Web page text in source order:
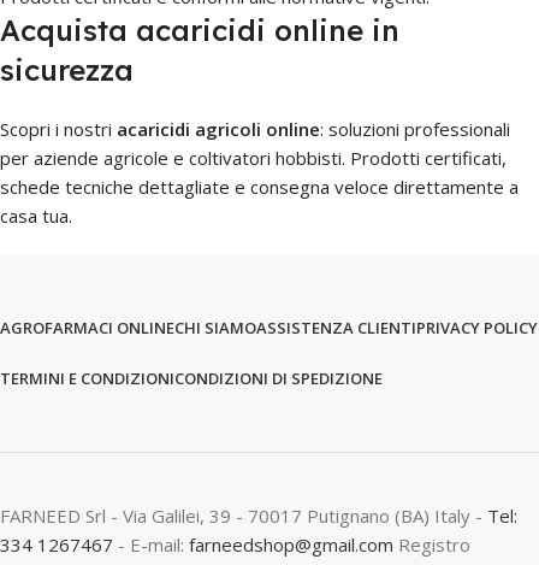
Acquista acaricidi online in
sicurezza
Scopri i nostri acaricidi agricoli online: soluzioni professionali
per aziende agricole e coltivatori hobbisti. Prodotti certificati,
schede tecniche dettagliate e consegna veloce direttamente a
casa tua.
AGROFARMACI ONLINECHI SIAMOASSISTENZA CLIENTIPRIVACY POLICY
TERMINI E CONDIZIONICONDIZIONI DI SPEDIZIONE
FARNEED Srl - Via Galilei, 39 - 70017 Putignano (BA) Italy - Tel:
334 1267467 - E-mail: farneedshop@gmail.com Registro